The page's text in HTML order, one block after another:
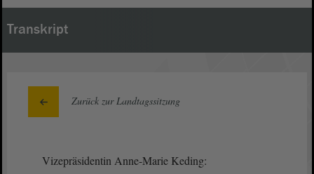
Transkript
Zurück zur Landtagssitzung
Vizepräsidentin Anne-Marie Keding: